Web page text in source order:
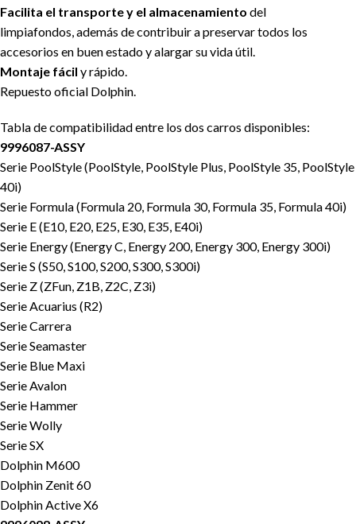
Facilita el transporte y el almacenamiento del
limpiafondos, además de contribuir a preservar todos los
accesorios en buen estado y alargar su vida útil.
Montaje fácil y rápido.
Repuesto oficial Dolphin.
Tabla de compatibilidad entre los dos carros disponibles:
9996087-ASSY
Serie PoolStyle (PoolStyle, PoolStyle Plus, PoolStyle 35, PoolStyle
40i)
Serie Formula (Formula 20, Formula 30, Formula 35, Formula 40i)
Serie E (E10, E20, E25, E30, E35, E40i)
Serie Energy (Energy C, Energy 200, Energy 300, Energy 300i)
Serie S (S50, S100, S200, S300, S300i)
Serie Z (ZFun, Z1B, Z2C, Z3i)
Serie Acuarius (R2)
Serie Carrera
Serie Seamaster
Serie Blue Maxi
Serie Avalon
Serie Hammer
Serie Wolly
Serie SX
Dolphin M600
Dolphin Zenit 60
Dolphin Active X6